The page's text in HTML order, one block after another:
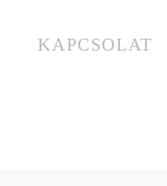
KAPCSOLAT